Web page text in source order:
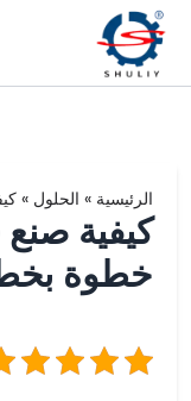
الرئيسية » الحلول »
كيفية
خطوة